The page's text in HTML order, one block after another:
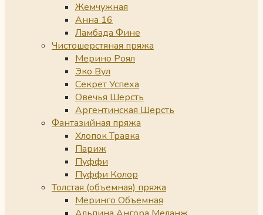
Жемчужная
Анна 16
Ламбада Фине
Чистошерстяная пряжа
Мерино Роял
Эко Вул
Секрет Успеха
Овечья Шерсть
Аргентинская Шерсть
Фантазийная пряжа
Хлопок Травка
Париж
Пуффи
Пуффи Колор
Толстая (объемная) пряжа
Меринго Объемная